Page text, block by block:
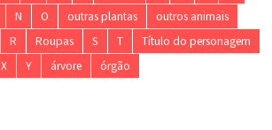
N O outras plantas
outros animais
R Roupas S T
Título do personagem
X Y árvore órgão